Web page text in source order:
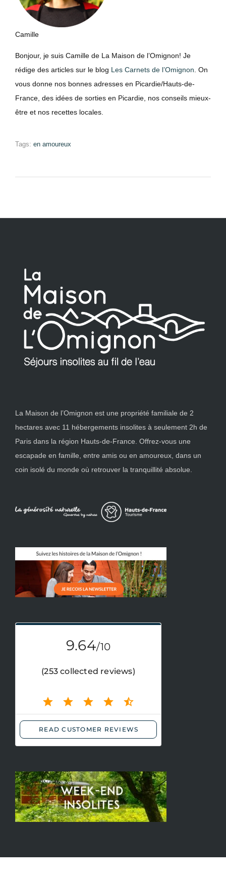
Camille
Bonjour, je suis Camille de La Maison de l’Omignon! Je
rédige des articles sur le blog Les Carnets de l’Omignon . On
vous donne nos bonnes adresses en Picardie/Hauts-de-
France, des idées de sorties en Picardie, nos conseils mieux-
être et nos recettes locales.
Tags: en amoureux
La Maison de l’Omignon est une propriété familiale de 2
hectares avec 11 hébergements insolites à seulement 2h de
Paris dans la région Hauts-de-France. Offrez-vous une
escapade en famille, entre amis ou en amoureux, dans un
coin isolé du monde où retrouver la tranquillité absolue.